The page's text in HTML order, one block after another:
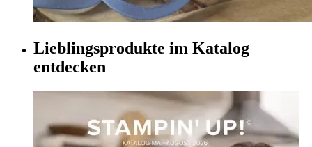
Lieblingsprodukte im Katalog
entdecken